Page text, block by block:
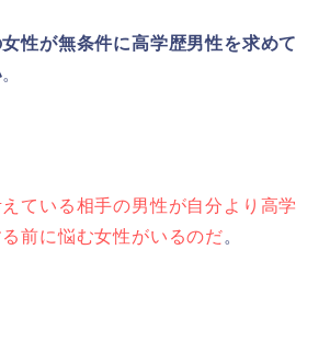
性が無条件に高学歴男性を求めて
。
ている相手の男性が自分より高学
前に悩む女性がいるのだ。